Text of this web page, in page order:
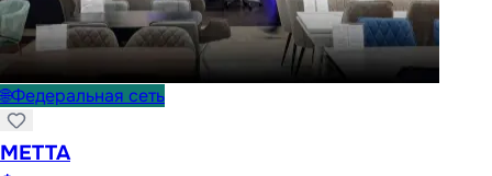
🌐Федеральная сеть
METTA